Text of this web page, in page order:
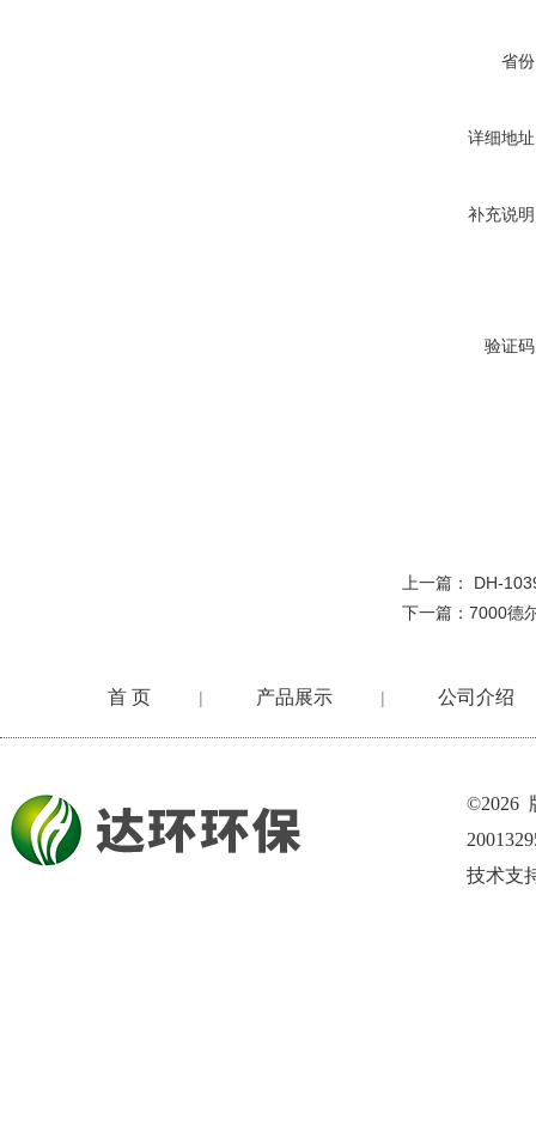
省
详细地
补充说
验证
上一篇： DH-
下一篇： 7000德
首 页 | 产品展示 | 公司介绍
©2026
技术支